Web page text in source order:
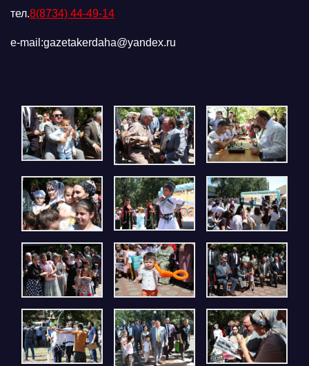
тел.8(8734) 44-49-14
e-mail:gazetakerdaha@yandex.ru